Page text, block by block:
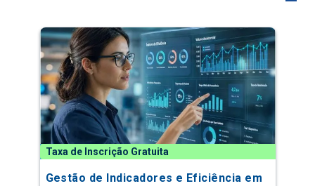
Taxa de Inscrição Gratuita
Gestão de Indicadores e Eficiência em